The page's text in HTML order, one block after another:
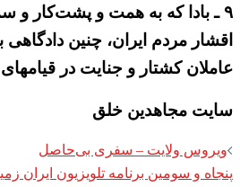
۹ ـ بادا که به همت و پشت‌کار و
اقشار مردم ایران، چنین
عاملان کشتار و جنایت در قیامهای ۸۸ تاکنون برگزار شود
سایت مجاهدین خلق
Post
navigation
ویروس ولایت – سفری بی‌حاصل
پنجاه و سومین برنامه تلویزیون ایران